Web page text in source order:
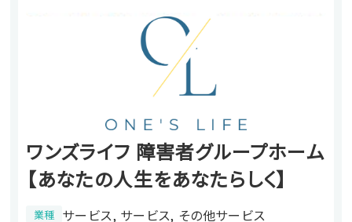
ワンズライフ 障害者グループホーム
【あなたの人生をあなたらしく】
業種 サービス, サービス, その他サービス